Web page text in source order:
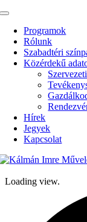
Kihagyás
Toggle
NavigationProgramok
Rólunk
Szabadtéri
Közérdekű
Hírek
Jegyek
Kapcsolat
Loading view.